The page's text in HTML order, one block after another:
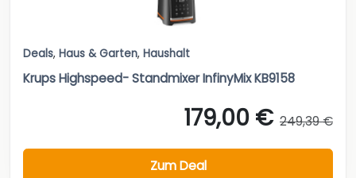
Deals, Haus & Garten, Haushalt
Krups Highspeed- Standmixer InfinyMix KB9158
179,00 € 249,39 €
Zum Deal